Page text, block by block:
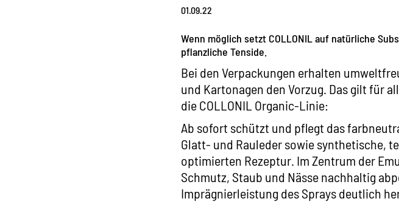
01.09.22
Wenn möglich setzt COLLONIL auf natürliche
pflanzliche Tenside.
Bei den Verpackungen erhalten
und Kartonagen den Vorzug. Das gilt für
die COLLONIL Organic-Linie:
Ab sofort schützt und pflegt das
Glatt- und Rauleder sowie synthetische,
optimierten Rezeptur. Im Zentrum der
Schmutz, Staub und Nässe nachhaltig
Imprägnierleistung des Sprays deutlich